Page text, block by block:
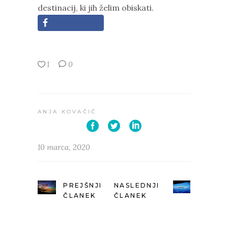
destinacij, ki jih želim obiskati.
1 0
ANJA KOVAČIČ
10 marca, 2020
PREJŠNJI
ČLANEK
NASLEDNJI
ČLANEK